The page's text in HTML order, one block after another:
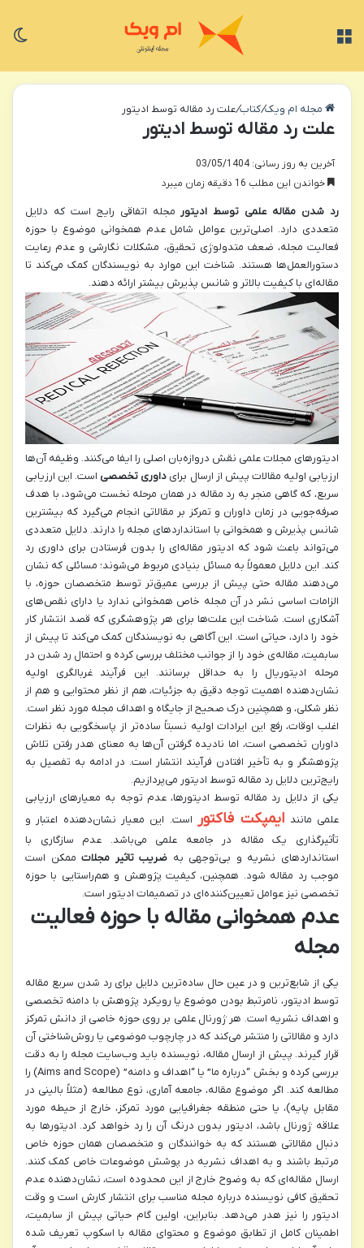
مجله ام ویک/کتاب/علت رد مقاله توسط ادیتور
علت رد مقاله توسط ادیتور
آخرین به روز رسانی: 03/05/1404
خواندن این مطلب 16 دقیقه زمان میبرد
رد شدن مقاله علمی توسط ادیتور مجله اتفاقی رایج است که دلایل
متعددی دارد. اصلی‌ترین عوامل شامل عدم همخوانی موضوع با حوزه
فعالیت مجله، ضعف متدولوژی تحقیق، مشکلات نگارشی و عدم رعایت
دستورالعمل‌ها هستند. شناخت این موارد به نویسندگان کمک می‌کند تا
مقاله‌ای با کیفیت بالاتر و شانس پذیرش بیشتر ارائه دهند.
ادیتورهای مجلات علمی نقش دروازه‌بان اصلی را ایفا می‌کنند. وظیفه آن‌ها
ارزیابی اولیه مقالات پیش از ارسال برای داوری تخصصی است. این ارزیابی
سریع، که گاهی منجر به رد مقاله در همان مرحله نخست می‌شود، با هدف
صرفه‌جویی در زمان داوران و تمرکز بر مقالاتی انجام می‌گیرد که بیشترین
شانس پذیرش و همخوانی با استانداردهای مجله را دارند. دلایل متعددی
می‌تواند باعث شود که ادیتور مقاله‌ای را بدون فرستادن برای داوری رد
کند. این دلایل معمولاً به مسائل بنیادی مربوط می‌شوند؛ مسائلی که نشان
می‌دهند مقاله حتی پیش از بررسی عمیق‌تر توسط متخصصان حوزه، با
الزامات اساسی نشر در آن مجله خاص همخوانی ندارد یا دارای نقص‌های
آشکاری است. شناخت این علت‌ها برای هر پژوهشگری که قصد انتشار کار
خود را دارد، حیاتی است. این آگاهی به نویسندگان کمک می‌کند تا پیش از
سابمیت، مقاله‌ی خود را از جوانب مختلف بررسی کرده و احتمال رد شدن در
مرحله ادیتوریال را به حداقل برسانند. این فرآیند غربالگری اولیه
نشان‌دهنده اهمیت توجه دقیق به جزئیات، هم از نظر محتوایی و هم از
نظر شکلی، و همچنین درک صحیح از جایگاه و اهداف مجله مورد نظر است.
اغلب اوقات، رفع این ایرادات اولیه نسبتاً ساده‌تر از پاسخگویی به نظرات
داوران تخصصی است، اما نادیده گرفتن آن‌ها به معنای هدر رفتن تلاش
پژوهشگر و به تأخیر افتادن فرآیند انتشار است. در ادامه به تفصیل به
رایج‌ترین دلایل رد مقاله توسط ادیتور می‌پردازیم.
یکی از دلایل رد مقاله توسط ادیتورها، عدم توجه به معیارهای ارزیابی
علمی مانند ایمپکت فاکتور
است. این معیار نشان‌دهنده اعتبار و
تأثیرگذاری یک مقاله در جامعه علمی می‌باشد. عدم سازگاری با
استانداردهای نشریه و بی‌توجهی به ضریب تاثیر مجلاتممکن است
موجب رد مقاله شود. همچنین، کیفیت پژوهش و هم‌راستایی با حوزه
تخصصی نیز عوامل تعیین‌کننده‌ای در تصمیمات ادیتور است.
عدم همخوانی مقاله با حوزه فعالیت
مجله
یکی از شایع‌ترین و در عین حال ساده‌ترین دلایل برای رد شدن سریع مقاله
توسط ادیتور، نامرتبط بودن موضوع یا رویکرد پژوهش با دامنه تخصصی
و اهداف نشریه است. هر ژورنال علمی بر روی حوزه خاصی از دانش تمرکز
دارد و مقالاتی را منتشر می‌کند که در چارچوب موضوعی یا روش‌شناختی آن
قرار گیرند. پیش از ارسال مقاله، نویسنده باید وب‌سایت مجله را به دقت
بررسی کرده و بخش “درباره ما” یا “اهداف و دامنه” (Aims and Scope) را
مطالعه کند. اگر موضوع مقاله، جامعه آماری، نوع مطالعه (مثلاً بالینی در
مقابل پایه)، یا حتی منطقه جغرافیایی مورد تمرکز، خارج از حیطه مورد
علاقه ژورنال باشد، ادیتور بدون درنگ آن را رد خواهد کرد. ادیتورها به
دنبال مقالاتی هستند که به خوانندگان و متخصصان همان حوزه خاص
مرتبط باشند و به اهداف نشریه در پوشش موضوعات خاص کمک کنند.
ارسال مقاله‌ای که به وضوح خارج از این محدوده است، نشان‌دهنده عدم
تحقیق کافی نویسنده درباره مجله مناسب برای انتشار کارش است و وقت
ادیتور را نیز هدر می‌دهد. بنابراین، اولین گام حیاتی پیش از سابمیت،
اطمینان کامل از تطابق موضوع و محتوای مقاله با اسکوپ تعریف شده